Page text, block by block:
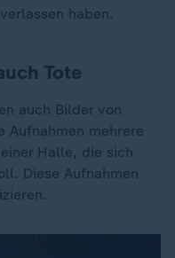
haben.
Tote
auch Bilder von
Aufnahmen mehrere
Halle, die sich
Diese Aufnahmen